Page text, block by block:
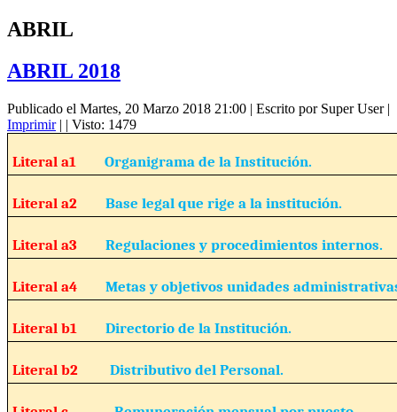
ABRIL
ABRIL 2018
Publicado el Martes, 20 Marzo 2018 21:00 | Escrito por Super User|
Imprimir| | Visto: 1479
Literal a1 Organigrama de la Institución.
Literal a2 Base legal que rige a la institución.
Literal a3 Regulaciones y procedimientos internos.
Literal a4 Metas y objetivos unidades
Literal b1 Directorio de la Institución.
Literal b2 Distributivo del Personal.